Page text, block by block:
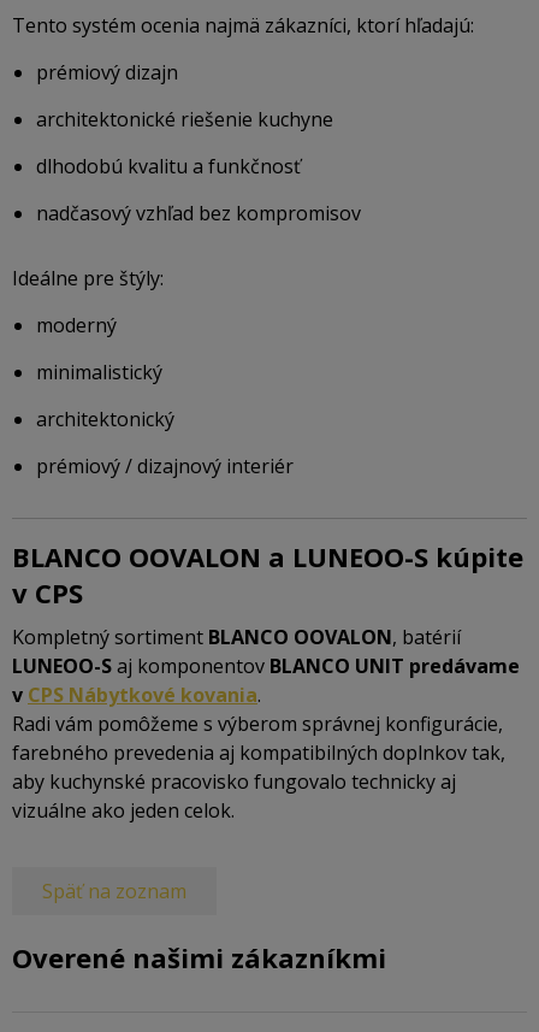
Tento systém ocenia najmä zákazníci, ktorí hľadajú:
prémiový dizajn
architektonické riešenie kuchyne
dlhodobú kvalitu a funkčnosť
nadčasový vzhľad bez kompromisov
Ideálne pre štýly:
moderný
minimalistický
architektonický
prémiový / dizajnový interiér
BLANCO OOVALON a LUNEOO-S kúpite
v CPS
Kompletný sortiment BLANCO OOVALON, batérií
LUNEOO-Saj komponentov BLANCO UNIT predávame
v CPS Nábytkové kovania.
Radi vám pomôžeme s výberom správnej konfigurácie,
farebného prevedenia aj kompatibilných doplnkov tak,
aby kuchynské pracovisko fungovalo technicky aj
vizuálne ako jeden celok.
Späť na zoznam
Overené našimi zákazníkmi